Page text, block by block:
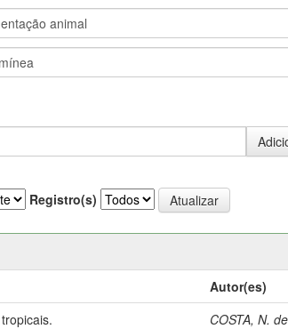
Registro(s)
Autor(es)
COSTA, N.